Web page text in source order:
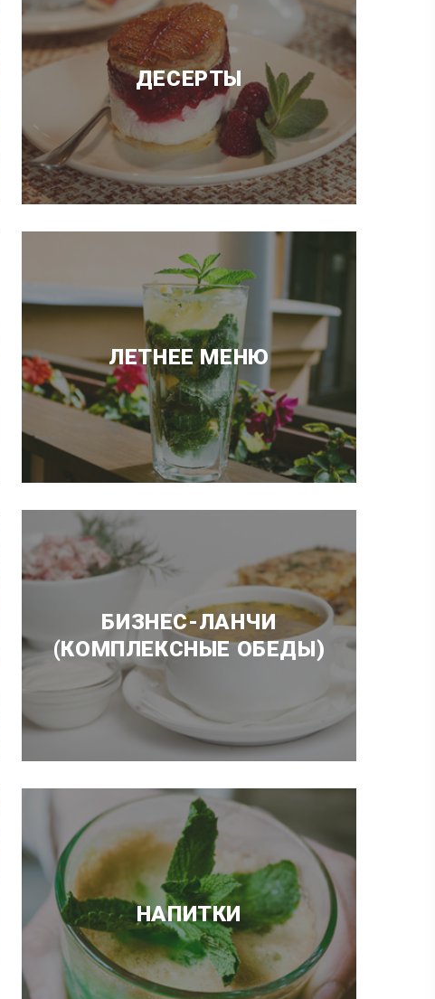
ДЕСЕРТЫ
ЛЕТНЕЕ МЕНЮ
БИЗНЕС-ЛАНЧИ
(КОМПЛЕКСНЫЕ ОБЕДЫ)
НАПИТКИ